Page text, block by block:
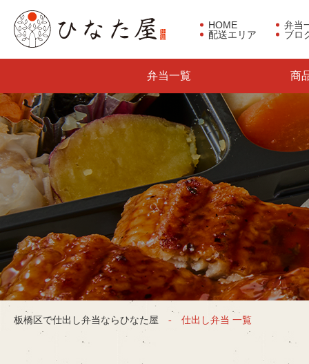
東京都板橋区で仕出し弁当な
HOME
弁当
配送エリア
ブロ
弁当一覧 商
板橋区で仕出し弁当ならひなた屋 仕出し弁当 一覧